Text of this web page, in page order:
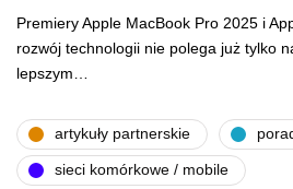
Premiery Apple MacBook Pro 2025 i
rozwój technologii nie polega już tylko
lepszym…
artykuły partnerskie
sieci komórkowe / mobile